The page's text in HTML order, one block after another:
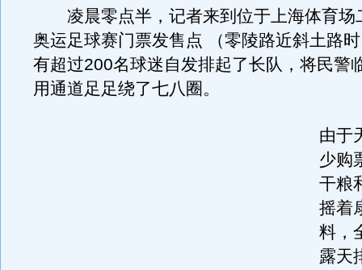
凌晨零点半，记者来到位于上海体育场
奥运足球赛门票发售点 （零陵路近斜土路
有超过200名球迷自发排起了长队，将民警
用通道足足绕了七八圈。
由于
少购
干粮
摇着
料，
露天